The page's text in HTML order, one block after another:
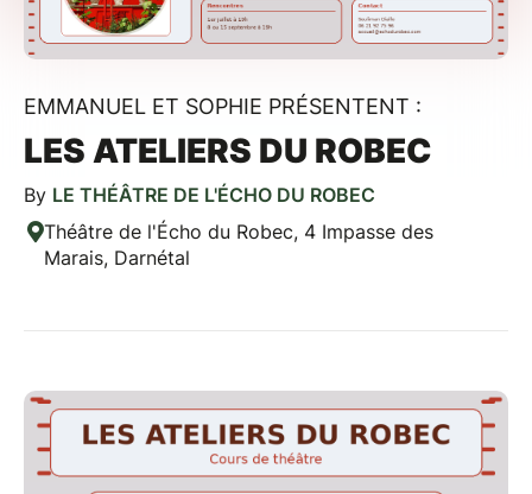
EMMANUEL ET SOPHIE PRÉSENTENT :
LES ATELIERS DU ROBEC
By LE THÉÂTRE DE L'ÉCHO DU ROBEC
Théâtre de l'Écho du Robec, 4 Impasse des
Marais, Darnétal